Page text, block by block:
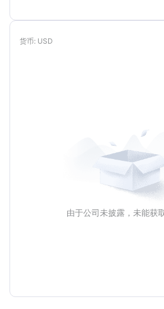
货币: USD
由于公司未披露，未能获